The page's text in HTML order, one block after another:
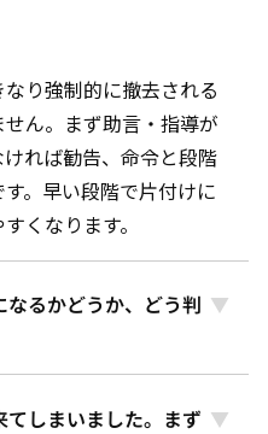
り強制的に撤去される
ん。まず助言・指導が
れば勧告、命令と段階
。早い段階で片付けに
くなります。
るかどうか、どう判
しまいました。まず